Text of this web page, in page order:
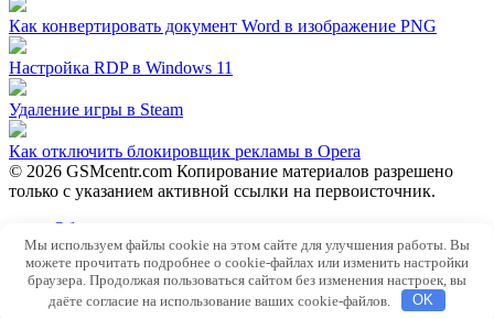
Как конвертировать документ Word в изображение PNG
Настройка RDP в Windows 11
Удаление игры в Steam
Как отключить блокировщик рекламы в Opera
© 2026 GSMcentr.com Копирование материалов разрешено
только с указанием активной ссылки на первоисточник.
Обратная связь
Политика конфиденциальности
Пользовательское соглашение
Мы используем файлы cookie на этом сайте для улучшения работы. Вы
можете прочитать подробнее о cookie-файлах или изменить настройки
браузера. Продолжая пользоваться сайтом без изменения настроек, вы
даёте согласие на использование ваших cookie-файлов.
OK